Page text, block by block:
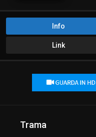
Info
Link
Trama